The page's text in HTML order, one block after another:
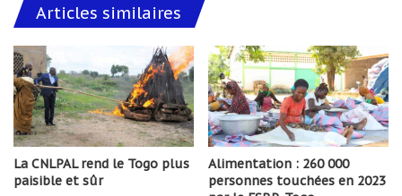
Articles similaires
La CNLPAL rend le Togo plus
paisible et sûr
Alimentation : 260 000
personnes touchées en 2023